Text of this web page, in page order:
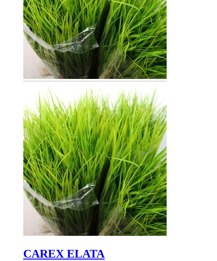
CAREX ELATA